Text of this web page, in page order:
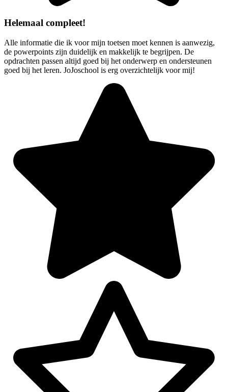
Helemaal compleet!
Alle informatie die ik voor mijn toetsen moet kennen is aanwezig,
de powerpoints zijn duidelijk en makkelijk te begrijpen. De
opdrachten passen altijd goed bij het onderwerp en ondersteunen
goed bij het leren. JoJoschool is erg overzichtelijk voor mij!